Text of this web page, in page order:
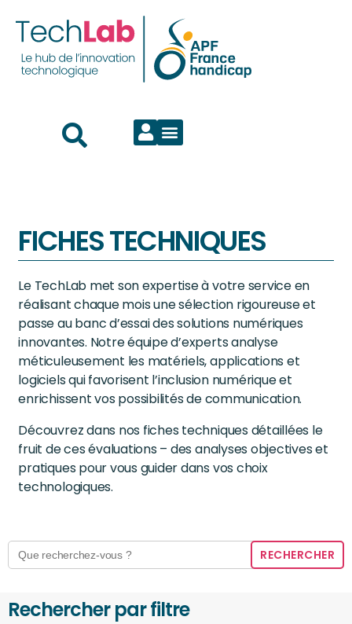
FICHES TECHNIQUES
Le TechLab met son expertise à votre service en
réalisant chaque mois une sélection rigoureuse et
passe au banc d’essai des solutions numériques
innovantes. Notre équipe d’experts analyse
méticuleusement les matériels, applications et
logiciels qui favorisent l’inclusion numérique et
enrichissent vos possibilités de communication.
Découvrez dans nos fiches techniques détaillées le
fruit de ces évaluations – des analyses objectives et
pratiques pour vous guider dans vos choix
technologiques.
Search
for:
Rechercher par filtre